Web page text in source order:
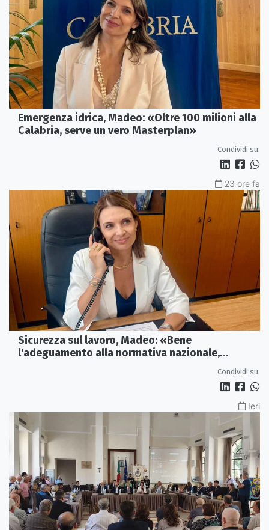
Emergenza idrica, Madeo: «Oltre 100 milioni alla
Calabria, serve un vero Masterplan»
Condividi su:
23 ore fa
Sicurezza sul lavoro, Madeo: «Bene
l'adeguamento alla normativa nazionale,
Condividi su:
Ieri